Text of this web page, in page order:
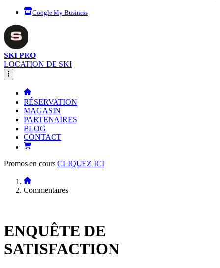
Google My Business
SKI PRO
LOCATION DE SKI
RÉSERVATION
MAGASIN
PARTENAIRES
BLOG
CONTACT
Promos en cours CLIQUEZ ICI
Commentaires
ENQUÊTE DE
SATISFACTION